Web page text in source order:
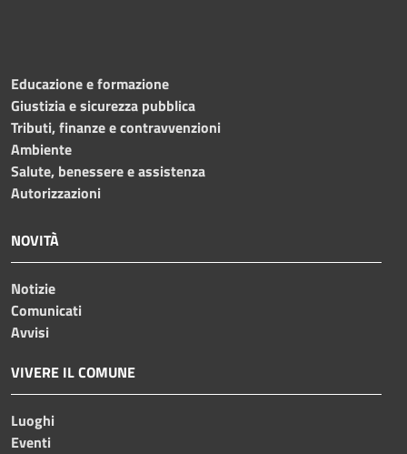
Educazione e formazione
Giustizia e sicurezza pubblica
Tributi, finanze e contravvenzioni
Ambiente
Salute, benessere e assistenza
Autorizzazioni
NOVITÀ
Notizie
Comunicati
Avvisi
VIVERE IL COMUNE
Luoghi
Eventi